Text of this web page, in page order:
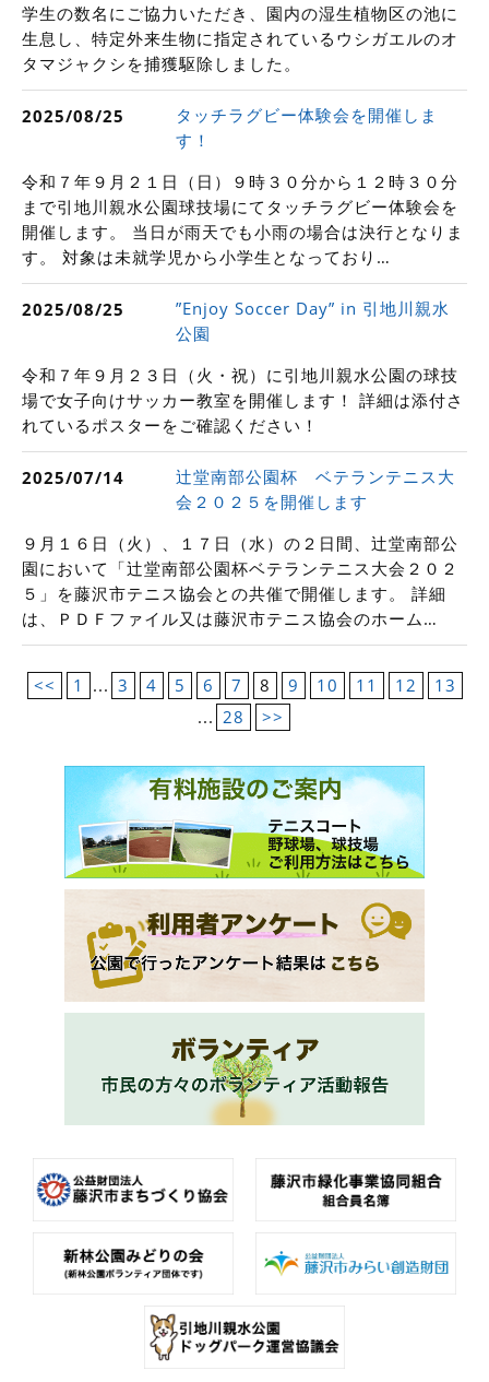
学生の数名にご協力いただき、園内の湿生植物区の池に
生息し、特定外来生物に指定されているウシガエルのオ
タマジャクシを捕獲駆除しました。
2025/08/25
タッチラグビー体験会を開催しま
す！
令和７年９月２１日（日）９時３０分から１２時３０分
まで引地川親水公園球技場にてタッチラグビー体験会を
開催します。 当日が雨天でも小雨の場合は決行となりま
す。 対象は未就学児から小学生となっており…
2025/08/25
”Enjoy Soccer Day” in 引地川親水
公園
令和７年９月２３日（火・祝）に引地川親水公園の球技
場で女子向けサッカー教室を開催します！ 詳細は添付さ
れているポスターをご確認ください！
2025/07/14
辻堂南部公園杯 ベテランテニス大
会２０２５を開催します
９月１６日（火）、１７日（水）の２日間、辻堂南部公
園において「辻堂南部公園杯ベテランテニス大会２０２
５」を藤沢市テニス協会との共催で開催します。 詳細
は、ＰＤＦファイル又は藤沢市テニス協会のホーム…
<< 1 ... 3 4 5 6 7 8 9 10 11 12
13
... 28 >>